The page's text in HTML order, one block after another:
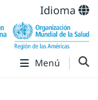
Idioma
Menú